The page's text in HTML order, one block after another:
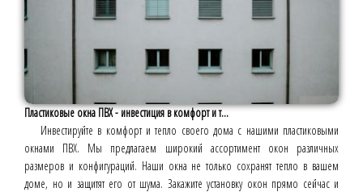
Пластиковые окна ПВХ - инвестиция в комфорт и т...
Инвестируйте в комфорт и тепло своего дома с нашими пластиковыми
окнами ПВХ. Мы предлагаем широкий ассортимент окон различных
размеров и конфигураций. Наши окна не только сохранят тепло в вашем
доме, но и защитят его от шума. Закажите установку окон прямо сейчас и